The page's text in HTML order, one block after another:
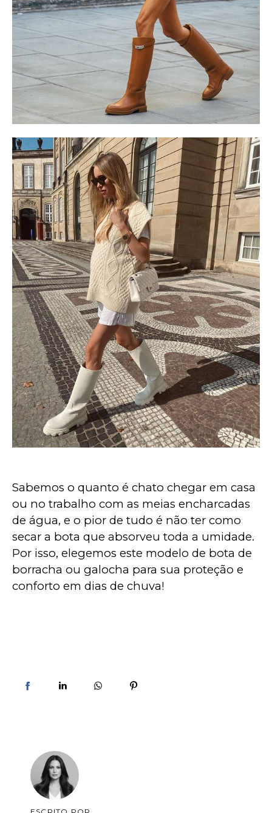
Sabemos o quanto é chato chegar em casa
ou no trabalho com as meias encharcadas
de água, e o pior de tudo é não ter como
secar a bota que absorveu toda a umidade.
Por isso, elegemos este modelo de bota de
borracha ou galocha para sua proteção e
conforto em dias de chuva!